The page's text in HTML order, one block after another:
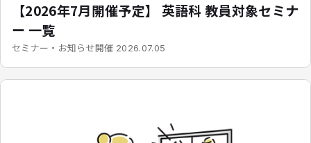
【2026年7月開催予定】 英語科 教員対象セミナ
ー 一覧
セミナー・お知らせ開催 2026.07.05